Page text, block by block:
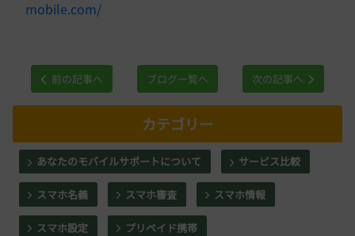
mobile.com/
前の記事へ ブログ一覧へ 次の記事へ
カテゴリー
あなたのモバイルサポートについて サービス比較
スマホ名義 スマホ審査 スマホ情報
スマホ設定 プリペイド携帯